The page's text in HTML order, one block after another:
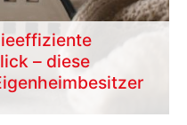
– diese